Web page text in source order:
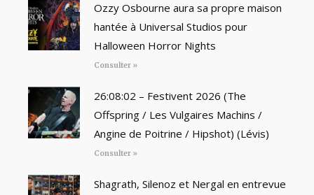
Ozzy Osbourne aura sa propre maison
hantée à Universal Studios pour
Halloween Horror Nights
Consulter »
26:08:02 – Festivent 2026 (The
Offspring / Les Vulgaires Machins /
Angine de Poitrine / Hipshot) (Lévis)
Consulter »
Shagrath, Silenoz et Nergal en entrevue